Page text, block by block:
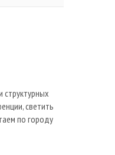
светить
по городу